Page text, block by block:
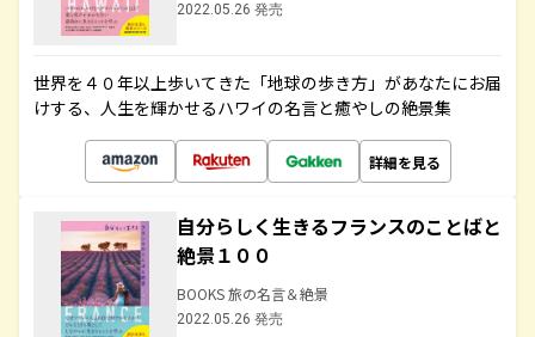
2022.05.26 発売
世界を４０年以上歩いてきた「地球の歩き方」があなたにお届
けする、人生を輝かせるハワイの名言と癒やしの絶景集
詳細を見る
自分らしく生きるフランスのことばと
絶景１００
BOOKS 旅の名言＆絶景
2022.05.26 発売